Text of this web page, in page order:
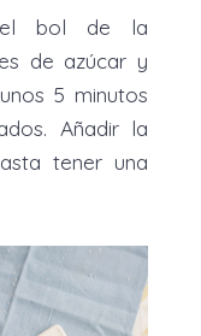
el bol de la
de azúcar y
5 minutos
Añadir la
tener una